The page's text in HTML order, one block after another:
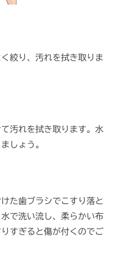
絞り、汚れを拭き取りま
汚れを拭き取ります。水
しょう。
た歯ブラシでこすり落と
で洗い流し、柔らかい布
すぎると傷が付くのでご